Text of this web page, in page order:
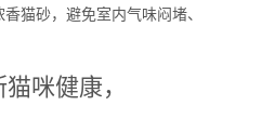
猫砂，避免室内气味闷堵、
咪健康，